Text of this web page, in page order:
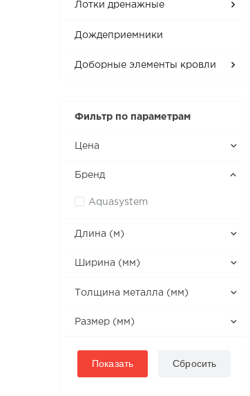
Лотки дренажные
Дождеприемники
Доборные элементы кровли
Фильтр по параметрам
Цена
Бренд
Aquasystem
Длина (м)
Ширина (мм)
Толщина металла (мм)
Размер (мм)